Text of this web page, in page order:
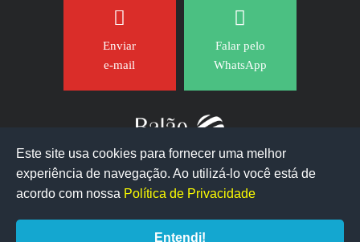
Enviar
e-mail
Falar pelo
WhatsApp
Este site usa cookies para fornecer uma melhor
experiência de navegação. Ao utilizá-lo você está de
acordo com nossa Política de Privacidade
Entendi!